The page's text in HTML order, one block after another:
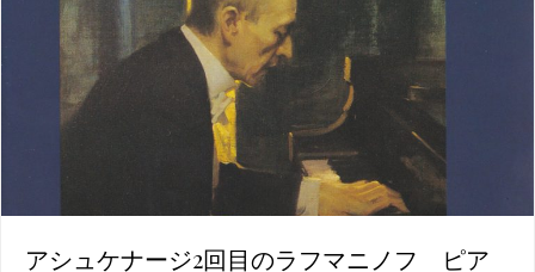
アシュケナージ2回目のラフマニノフ ピア